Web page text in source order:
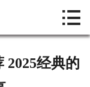

2025经典的